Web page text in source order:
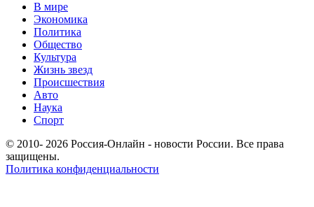
В мире
Экономика
Политика
Общество
Культура
Жизнь звезд
Происшествия
Авто
Наука
Спорт
© 2010- 2026 Россия-Онлайн - новости России. Все права
защищены.
Политика конфиденциальности